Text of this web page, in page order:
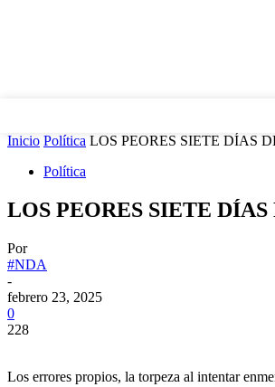
Inicio Política LOS PEORES SIETE DÍAS
Política
LOS PEORES SIETE
Por
#NDA
-
febrero 23, 2025
0
228
Los errores propios, la torpeza al intentar